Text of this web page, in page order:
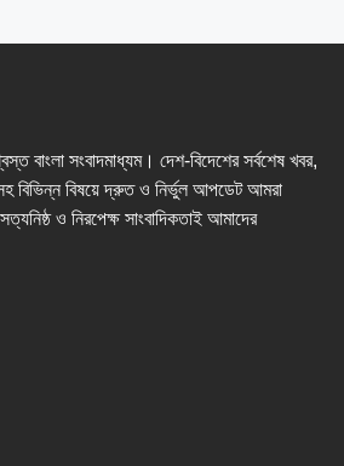
বাংলা সংবাদমাধ্যম। দেশ-বিদেশের সর্বশেষ খবর,
বিভিন্ন বিষয়ে দ্রুত ও নির্ভুল আপডেট আমরা
ও নিরপেক্ষ সাংবাদিকতাই আমাদের